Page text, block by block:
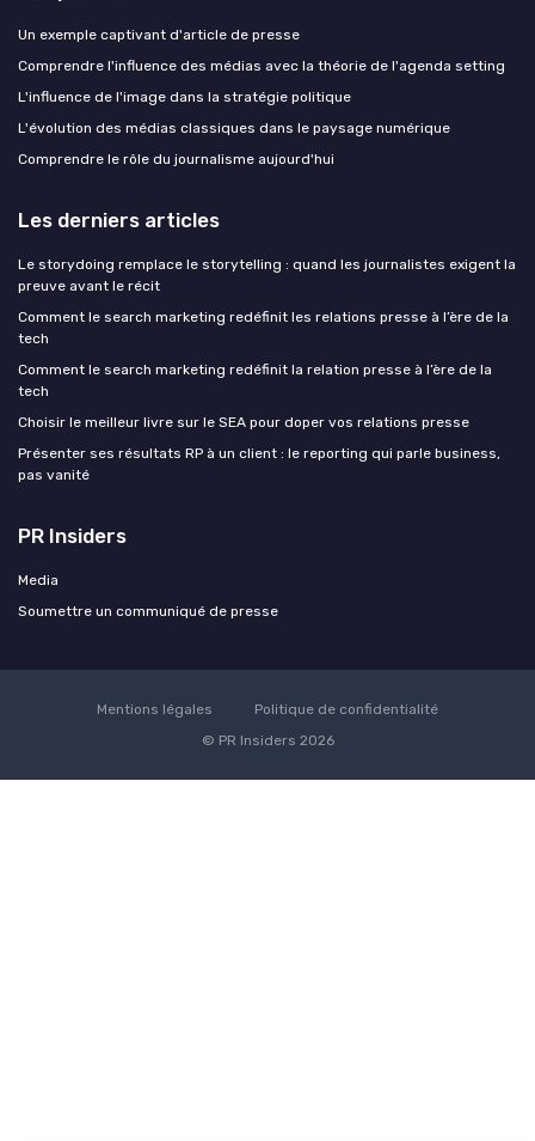
Un exemple captivant d'article de presse
Comprendre l'influence des médias avec la théorie de l'agenda setting
L'influence de l'image dans la stratégie politique
L'évolution des médias classiques dans le paysage numérique
Comprendre le rôle du journalisme aujourd'hui
Les derniers articles
Le storydoing remplace le storytelling : quand les journalistes exigent la
preuve avant le récit
Comment le search marketing redéfinit les relations presse à l’ère de la
tech
Comment le search marketing redéfinit la relation presse à l’ère de la
tech
Choisir le meilleur livre sur le SEA pour doper vos relations presse
Présenter ses résultats RP à un client : le reporting qui parle business,
pas vanité
PR Insiders
Media
Soumettre un communiqué de presse
Mentions légales
Politique de confidentialité
© PR Insiders 2026